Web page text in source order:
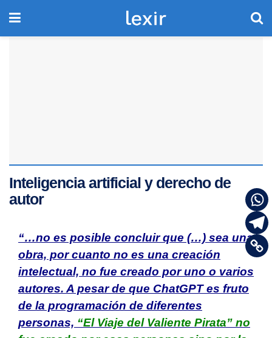
Inteligencia artificial y derecho de
autor
“…no es posible concluir que (…) sea una
obra, por cuanto no es una creación
intelectual, no fue creado por uno o varios
autores. A pesar de que ChatGPT es fruto
de la programación de diferentes
personas, “El Viaje del Valiente Pirata” no